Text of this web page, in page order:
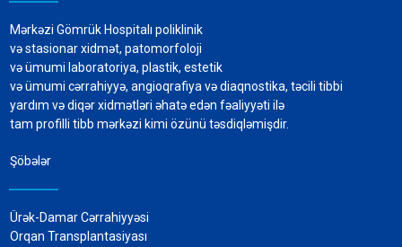
Mərkəzi Gömrük Hospitalı poliklinik
və stasionar xidmət, patomorfoloji
və ümumi laboratoriya, plastik, estetik
və ümumi cərrahiyyə, angioqrafiya və diaqnostika, təcili tibbi
yardım və diqər xidmətləri əhatə edən fəaliyyəti ilə
tam profilli tibb mərkəzi kimi özünü təsdiqləmişdir.
Şöbələr
Ürək-Damar Cərrahiyyəsi
Orqan Transplantasiyası